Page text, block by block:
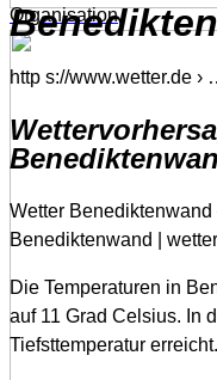
Organisation
http s://www.wetter.de ›
Wetter
Benediktenwand |
Die Temperaturen in
auf 11 Grad Celsius. In
Tiefsttemperatur